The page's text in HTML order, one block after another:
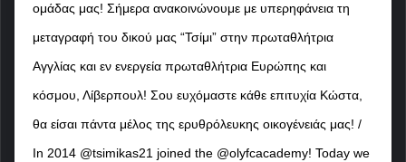
ομάδας μας! Σήμερα ανακοινώνουμε με υπερηφάνεια τη
μεταγραφή του δικού μας “Τσίμι” στην πρωταθλήτρια
Αγγλίας και εν ενεργεία πρωταθλήτρια Ευρώπης και
κόσμου, Λίβερπουλ! Σου ευχόμαστε κάθε επιτυχία Κώστα,
θα είσαι πάντα μέλος της ερυθρόλευκης οικογένειάς μας! /
In 2014 @tsimikas21 joined the @olyfcacademy! Today we